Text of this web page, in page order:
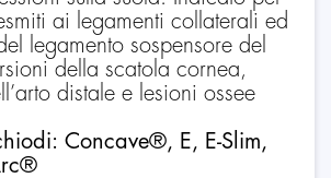
ai legamenti collaterali ed
legamento sospensore del
della scatola cornea,
distale e lesioni ossee
Concave®, E, E-Slim,